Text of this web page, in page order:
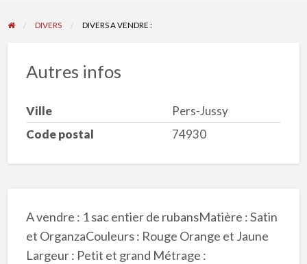
problème
DIVERS DIVERS A VENDRE :
Autres infos
Ville
Pers-Jussy
Code postal
74930
A vendre : 1 sac entier de rubansMatière : Satin
et OrganzaCouleurs : Rouge Orange et Jaune
Largeur : Petit et grand Métrage :